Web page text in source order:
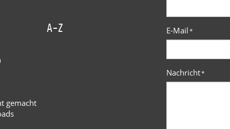
gemacht
A-Z E-Mail*
Nachricht*